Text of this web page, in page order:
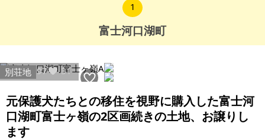
1
富士河口湖町
12397 31
別荘地
元保護犬たちとの移住を視野に購入した富士河
口湖町富士ヶ嶺の2区画続きの土地、お譲りし
ます